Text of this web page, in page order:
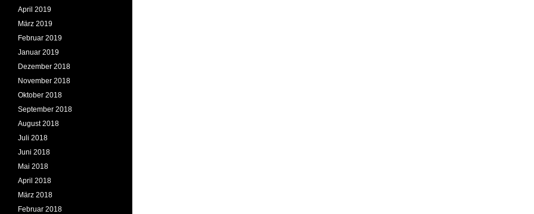
April 2019
März 2019
Februar 2019
Januar 2019
Dezember 2018
November 2018
Oktober 2018
September 2018
August 2018
Juli 2018
Juni 2018
Mai 2018
April 2018
März 2018
Februar 2018